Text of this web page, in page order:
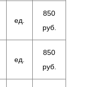
ед.
850
руб.
ед.
850
руб.